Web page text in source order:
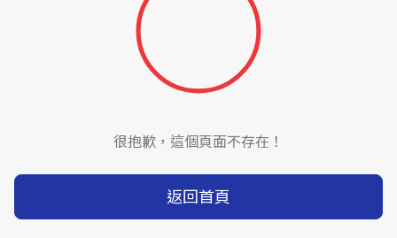
很抱歉，這個頁面不存在！
返回首頁